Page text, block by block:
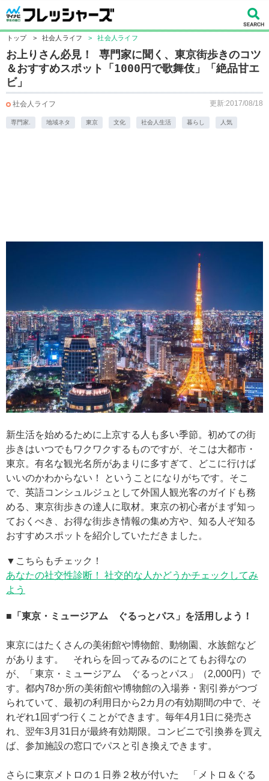
トップ > 社会人ライフ > 社会人ライフ
お上りさん必見！ 専門家に聞く、東京街歩きのコツ
＆おすすめスポット「1000円で歌舞伎」「絶品甘エ
ビ」
社会人ライフ 更新:2017/08/18
専門家. 地域ネタ 東京 文化 社会人生活 暮らし 人気
新生活を始めるために上京する人も多い季節。初めての街
歩きはいつでもワクワクするものですが、そこは大都市・
東京。有名な観光名所があまりに多すぎて、どこに行けば
いいのかわからない！ ということになりがちです。そこ
で、英語コンシュルジュとして外国人観光客のガイドも務
める、東京街歩きの達人に取材。東京の初心者がまず知っ
ておくべき、お得な街歩き情報の集め方や、知る人ぞ知る
おすすめスポットを紹介していただきました。
▼こちらもチェック！
あなたの社交性診断！ 社交的な人かどうかチェックしてみ
よう
■「東京・ミュージアム ぐるっとパス」を活用しよう！
東京にはたくさんの美術館や博物館、動物園、水族館など
があります。 それらを回ってみるのにとてもお得なの
が、「東京・ミュージアム ぐるっとパス」（2,000円）で
す。都内78か所の美術館や博物館の入場券・割引券がつづ
られていて、最初の利用日から2カ月の有効期間の中で、そ
れぞれ1回ずつ行くことができます。毎年4月1日に発売さ
れ、翌年3月31日が最終有効期限。コンビニで引換券を買え
ば、参加施設の窓口でパスと引き換えできます。
さらに東京メトロの１日券２枚が付いた 「メトロ＆ぐる